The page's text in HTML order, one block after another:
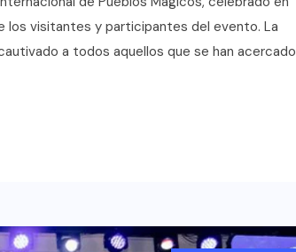
los visitantes y participantes del evento. La
a todos aquellos que se han acercado